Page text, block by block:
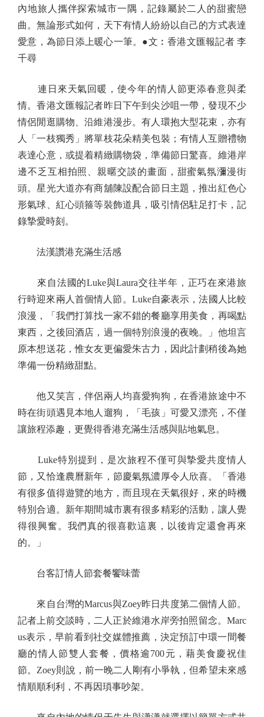
內地旅人攜伴探索城市一隅，記錄屬於二人的甜蜜戀
曲。無論形式如何，天下有情人紛紛以自己的方式表達
愛意，為節日添上暖心一筆。●文︰香港文匯報記者 李
千尋
連日來天氣回暖，使今年的情人節更添春意與柔
情。香港文匯報記者昨日下午到尖沙咀一帶，發現不少
情侶閒逛購物、沿維港漫步。有人環抱大型花束，亦有
人「一枝獨秀」將單枝花朵精美包裝；有情人互贈禮物
表達心意，或提着精緻購物袋，準備節日驚喜。維港岸
邊不乏互相拍照、親暱交談的畫面，甜蜜氣氛瀰漫街
頭。星光大道亦有商舖陳設配合節日主題，推出紅色心
形氣球、紅心頭箍等裝飾道具，吸引情侶駐足打卡，記
錄摯愛時刻。
法漢讚港充滿生活感
來自法國的Luke與Laura交往半年，正巧在來港旅
行時迎來兩人首個情人節。Luke自豪表示，法國人比較
浪漫，「我們打算找一家不錯的餐廳享用美食，再喝點
東西，之後回酒店，過一個特別浪漫的夜晚。」他坦言
原本想送花，惟女友更偏愛朱古力，因此計劃稍後為她
準備一份精緻甜點。
他又笑言，伴侶兩人均喜愛狗狗，在香港旅途中不
時在街頭遇見本地人遛狗，「毛孩」可愛又漂亮，不僅
讓旅程添趣，更覺得香港充滿生活感與貼地氣息。
Luke特別提到，是次旅程不僅可與摯愛共度情人
節，又恰逢農曆新年，節慶氣氛濃厚令人欣喜。「香港
有很多值得遊覽的地方，而且現在天氣很好，來的時機
特別合適。新年期間城市裏有很多精彩的活動，讓人覺
得很興奮。我們真的很喜歡這裏，以後肯定還會再來
的。」
台客訂情人節套餐饗味蕾
來自台灣的Marcus與Zoey昨日共度第二個情人節。
記者上前交談時，二人正於維港水岸旁拍照留念。Marc
us表示，早前看到社交媒體推薦，決定預訂中環一間餐
廳的情人節雙人套餐，價格逾700元，藉美食慶祝佳
節。Zoey則說，前一晚二人剛有小爭執，但希望未來感
情順順利利，不再因瑣事吵架。